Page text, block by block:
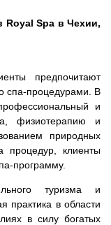
Royal Spa в Чехии,
предпочитают
спа-процедурами. В
и
физиотерапию и
природных
процедур, клиенты
программу.
туризма и
практика в области
в силу богатых